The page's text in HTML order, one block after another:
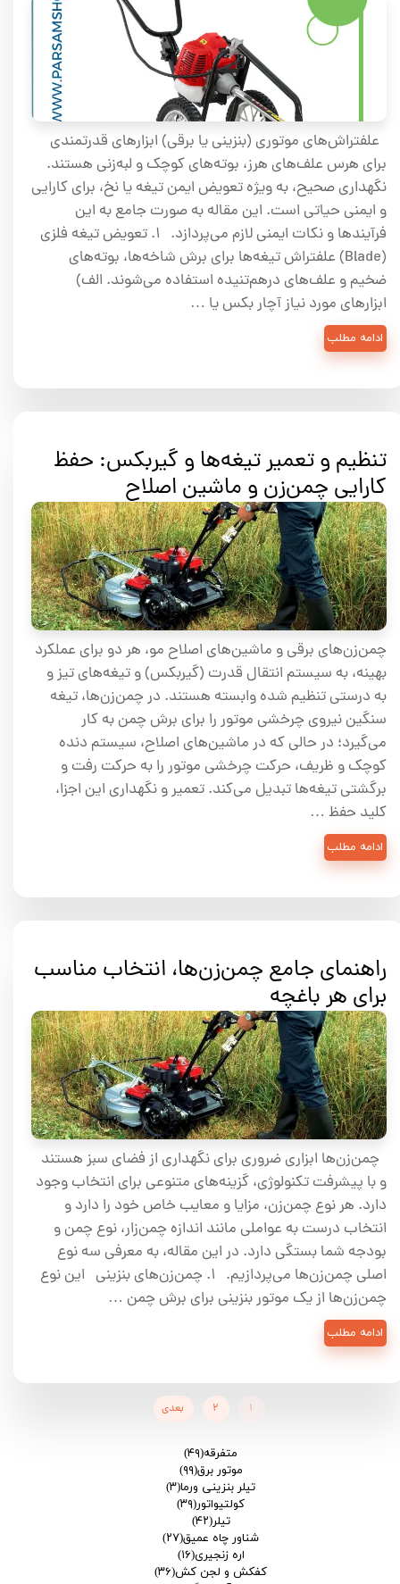
علفتراش‌های موتوری (بنزینی یا برقی) ابزارهای قدرتمندی
برای هرس علف‌های هرز، بوته‌های کوچک و لبه‌زنی هستند.
نگهداری صحیح، به ویژه تعویض ایمن تیغه یا نخ، برای کارایی
و ایمنی حیاتی است. این مقاله به صورت جامع به این
فرآیندها و نکات ایمنی لازم می‌پردازد. ۱. تعویض تیغه فلزی
(Blade) علفتراش تیغه‌ها برای برش شاخه‌ها، بوته‌های
ضخیم و علف‌های درهم‌تنیده استفاده می‌شوند. الف)
ابزارهای مورد نیاز آچار بکس یا …
ادامه مطلب
تنظیم و تعمیر تیغه‌ها و گیربکس: حفظ
کارایی چمن‌زن و ماشین اصلاح
چمن‌زن‌های برقی و ماشین‌های اصلاح مو، هر دو برای عملکرد
بهینه، به سیستم انتقال قدرت (گیربکس) و تیغه‌های تیز و
به درستی تنظیم شده وابسته هستند. در چمن‌زن‌ها، تیغه
سنگین نیروی چرخشی موتور را برای برش چمن به کار
می‌گیرد؛ در حالی که در ماشین‌های اصلاح، سیستم دنده
کوچک و ظریف، حرکت چرخشی موتور را به حرکت رفت و
برگشتی تیغه‌ها تبدیل می‌کند. تعمیر و نگهداری این اجزا،
کلید حفظ …
ادامه مطلب
راهنمای جامع چمن‌زن‌ها، انتخاب مناسب
برای هر باغچه
چمن‌زن‌ها ابزاری ضروری برای نگهداری از فضای سبز هستند
و با پیشرفت تکنولوژی، گزینه‌های متنوعی برای انتخاب وجود
دارد. هر نوع چمن‌زن، مزایا و معایب خاص خود را دارد و
انتخاب درست به عواملی مانند اندازه چمن‌زار، نوع چمن و
بودجه شما بستگی دارد. در این مقاله، به معرفی سه نوع
اصلی چمن‌زن‌ها می‌پردازیم. ۱. چمن‌زن‌های بنزینی این نوع
چمن‌زن‌ها از یک موتور بنزینی برای برش چمن …
ادامه مطلب
۱ ۲ بعدی
متفرقه(۴۹)
موتور برق(۹۹)
تیلر بنزینی ورما(۳)
کولتیواتور(۳۹)
تیلر(۴۲)
شناور چاه عمیق(۲۷)
اره زنجیری(۱۶)
کفکش و لجن کش(۳۶)